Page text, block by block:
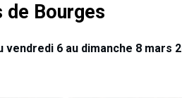
de Bourges
6 au dimanche 8 mars